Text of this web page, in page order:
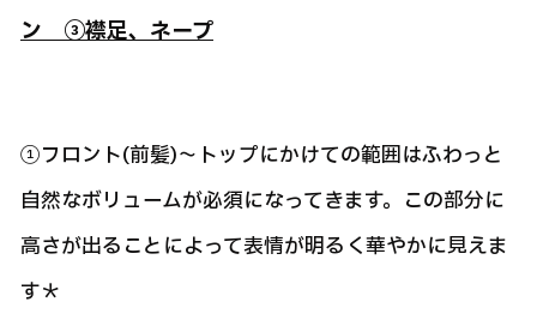
ン ③襟足、ネープ
①フロント(前髪)～トップにかけての範囲はふわっと
自然なボリュームが必須になってきます。この部分に
高さが出ることによって表情が明るく華やかに見えま
す＊